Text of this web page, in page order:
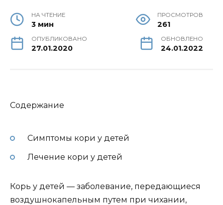
НА ЧТЕНИЕ
3 мин
ПРОСМОТРОВ
261
ОПУБЛИКОВАНО
27.01.2020
ОБНОВЛЕНО
24.01.2022
Содержание
Симптомы кори у детей
Лечение кори у детей
Корь у детей — заболевание, передающиеся
воздушнокапельным путем при чихании,